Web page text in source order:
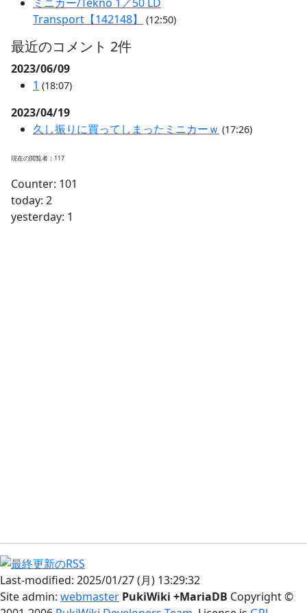
Transport【142148】
(12:50)
最近のコメント 2件
2023/06/09
1 (18:07)
2023/04/19
久し振りに買ってしまったミニカーｗ (17:26)
現在の閲覧者：117
Counter: 101
today: 2
yesterday: 1
Last-modified: 2025/01/27 (月) 13:29:32
Site admin: webmaster PukiWiki +MariaDB Copyright ©